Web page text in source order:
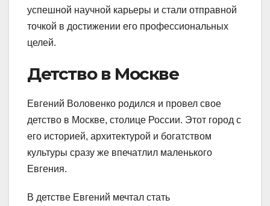
успешной научной карьеры и стали отправной
точкой в достижении его профессиональных
целей.
Детство в Москве
Евгений Воловенко родился и провел свое
детство в Москве, столице России. Этот город с
его историей, архитектурой и богатством
культуры сразу же впечатлил маленького
Евгения.
В детстве Евгений мечтал стать